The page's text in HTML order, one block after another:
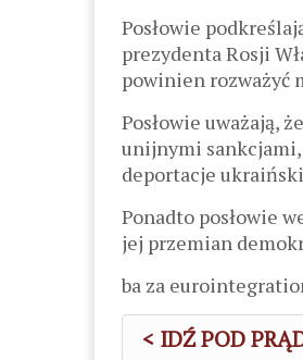
Posłowie
prezydenta Rosji
powinien rozważyć
Posłowie uważają,
unijnymi sankcjami,
deportacje
Ponadto posłowie
jej przemian
ba za
< IDŹ POD